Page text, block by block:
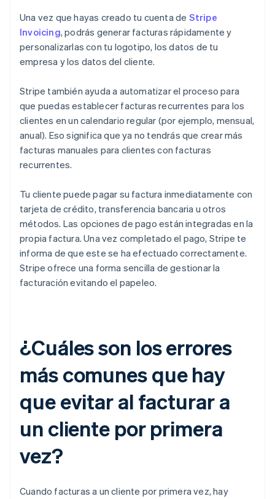
Una vez que hayas creado tu cuenta de Stripe
Invoicing, podrás generar facturas rápidamente y
personalizarlas con tu logotipo, los datos de tu
empresa y los datos del cliente.
Stripe también ayuda a automatizar el proceso para
que puedas establecer facturas recurrentes para los
clientes en un calendario regular (por ejemplo, mensual,
anual). Eso significa que ya no tendrás que crear más
facturas manuales para clientes con facturas
recurrentes.
Tu cliente puede pagar su factura inmediatamente con
tarjeta de crédito, transferencia bancaria u otros
métodos. Las opciones de pago están integradas en la
propia factura. Una vez completado el pago, Stripe te
informa de que este se ha efectuado correctamente.
Stripe ofrece una forma sencilla de gestionar la
facturación evitando el papeleo.
¿Cuáles son los errores
más comunes que hay
que evitar al facturar a
un cliente por primera
vez?
Cuando facturas a un cliente por primera vez, hay